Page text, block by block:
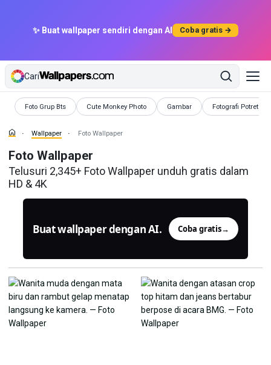
✨ Buat wallpaper sendiri dengan AI Coba gratis →
Cari
Foto Grup Bts
Wallpaper Cute Monkey Photo
Wallpaper Gambar
Wallpaper Fotografi Potret
Wallpaper
Wallpaper Foto Wallpaper
Foto Wallpaper
Telusuri 2,345+ Foto Wallpaper unduh gratis dalam
HD & 4K
Buat wallpaper dengan AI. Coba gratis→